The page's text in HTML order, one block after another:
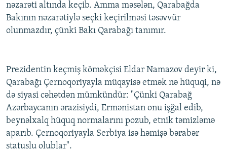
nəzarəti altında keçib. Amma məsələn, Qarabağda
Bakının nəzarətiylə seçki keçirilməsi təsəvvür
olunmazdır, çünki Bakı Qarabağı tanımır.
Prezidentin keçmiş köməkçisi Eldar Namazov deyir ki,
Qarabağı Çernoqoriyayla müqayisə etmək nə hüquqi, nə
də siyasi cəhətdən mümkündür: "Çünki Qarabağ
Azərbaycanın ərazisiydi, Ermənistan onu işğal edib,
beynəlxalq hüquq normalarını pozub, etnik təmizləmə
aparıb. Çernoqoriyayla Serbiya isə həmişə bərabər
statuslu olublar".